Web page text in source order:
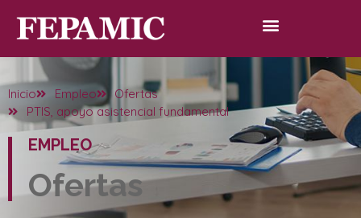
Inicio Empleo
Ofertas
PTIS, apoyo asistencial fundamental
EMPLEO
Ofertas